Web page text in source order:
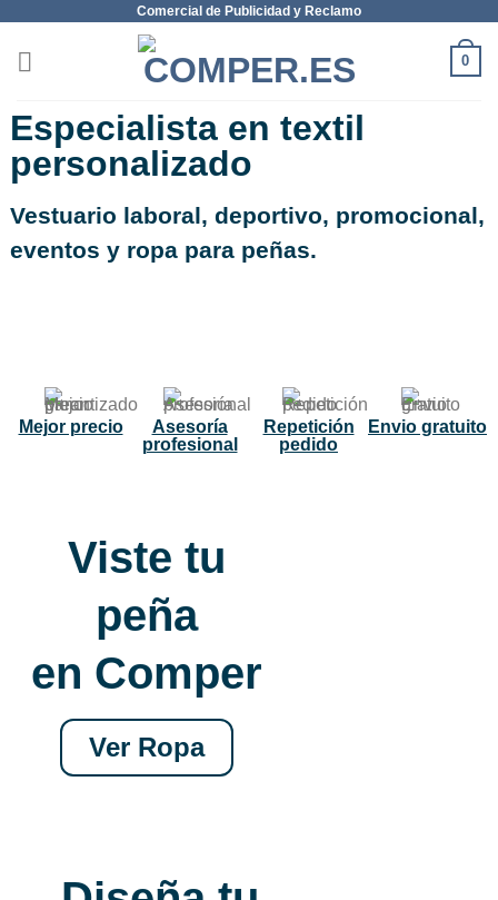
Comercial de Publicidad y Reclamo
0
Especialista en textil
personalizado
Vestuario laboral, deportivo, promocional,
eventos y ropa para peñas.
NUEVO Envio gratuito
Repetición
pedido
Asesoría
profesional
Mejor precio
Viste tu
peña
en Comper
Ver Ropa